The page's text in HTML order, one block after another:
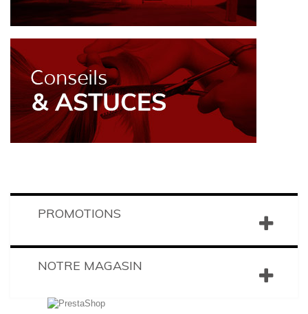
PROMOTIONS
NOTRE MAGASIN